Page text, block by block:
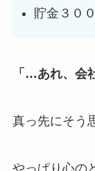
貯金３０
「…あれ、会
真っ先にそう
やっぱり心の